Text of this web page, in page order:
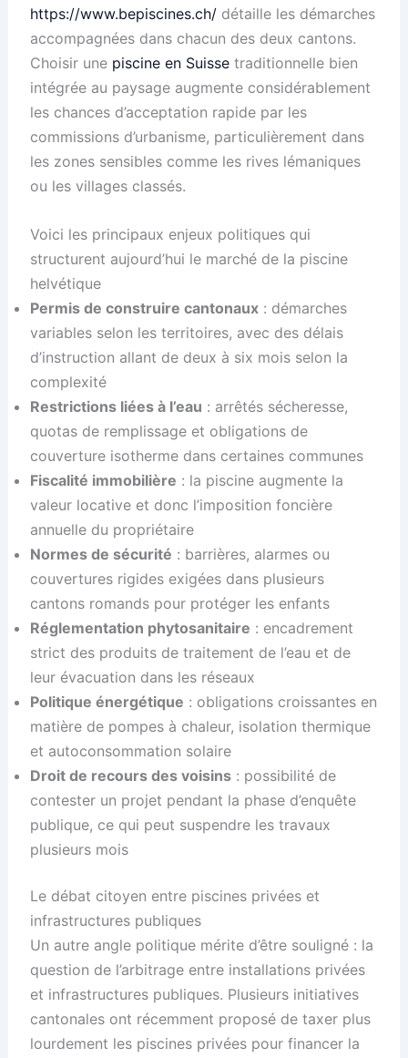
https://www.bepiscines.ch/détaille les démarches
accompagnées dans chacun des deux cantons.
Choisir une piscine en Suissetraditionnelle bien
intégrée au paysage augmente considérablement
les chances d’acceptation rapide par les
commissions d’urbanisme, particulièrement dans
les zones sensibles comme les rives lémaniques
ou les villages classés.
Voici les principaux enjeux politiques qui
structurent aujourd’hui le marché de la piscine
helvétique
Permis de construire cantonaux: démarches
variables selon les territoires, avec des délais
d’instruction allant de deux à six mois selon la
complexité
Restrictions liées à l’eau : arrêtés sécheresse,
quotas de remplissage et obligations de
couverture isotherme dans certaines communes
Fiscalité immobilière : la piscine augmente la
valeur locative et donc l’imposition foncière
annuelle du propriétaire
Normes de sécurité : barrières, alarmes ou
couvertures rigides exigées dans plusieurs
cantons romands pour protéger les enfants
Réglementation phytosanitaire : encadrement
strict des produits de traitement de l’eau et de
leur évacuation dans les réseaux
Politique énergétique : obligations croissantes en
matière de pompes à chaleur, isolation thermique
et autoconsommation solaire
Droit de recours des voisins: possibilité de
contester un projet pendant la phase d’enquête
publique, ce qui peut suspendre les travaux
plusieurs mois
Le débat citoyen entre piscines privées et
infrastructures publiques
Un autre angle politique mérite d’être souligné : la
question de l’arbitrage entre installations privées
et infrastructures publiques. Plusieurs initiatives
cantonales ont récemment proposé de taxer plus
lourdement les piscines privées pour financer la